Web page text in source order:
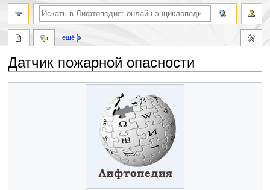
Датчик пожарной опасности
ещё